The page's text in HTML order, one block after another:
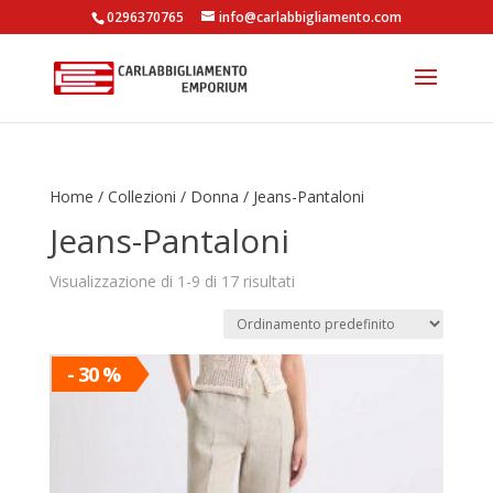
0296370765 info@carlabbigliamento.com
Home / Collezioni / Donna / Jeans-Pantaloni
Jeans-Pantaloni
Visualizzazione di 1-9 di 17 risultati
- 30 %